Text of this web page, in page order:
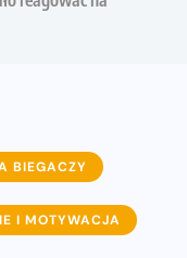
BIEGACZY
I MOTYWACJA